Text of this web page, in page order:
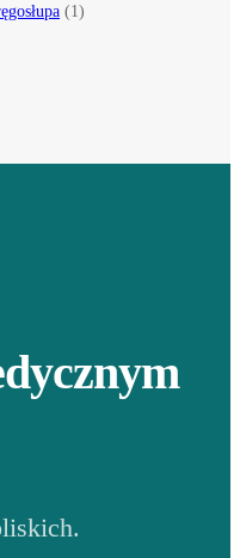
(1)